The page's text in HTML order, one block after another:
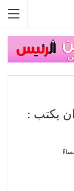
يكتب :